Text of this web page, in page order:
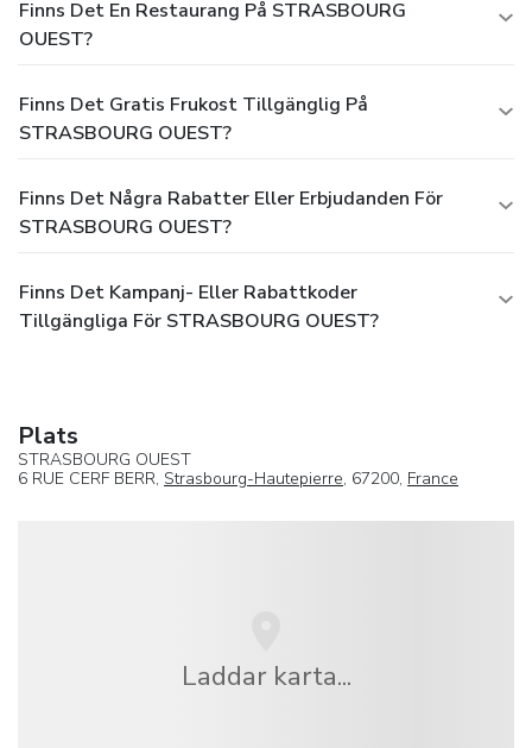
Finns Det En Restaurang På STRASBOURG
OUEST?
Finns Det Gratis Frukost Tillgänglig På
STRASBOURG OUEST?
Finns Det Några Rabatter Eller Erbjudanden För
STRASBOURG OUEST?
Finns Det Kampanj- Eller Rabattkoder
Tillgängliga För STRASBOURG OUEST?
Plats
STRASBOURG OUEST
6 RUE CERF BERR, Strasbourg-Hautepierre, 67200, France
Laddar karta...